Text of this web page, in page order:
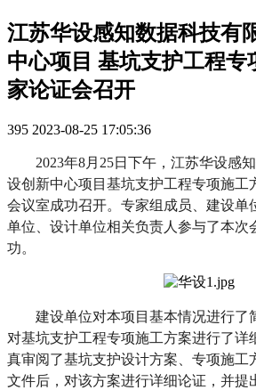
江苏华设感知数据科技有
中心项目 基坑支护工程专
家论证会召开
395 2023-08-25 17:05:36
2023年8月 25日下午，江苏华设感
设创新中心项目基坑支护工程专项施工
会议室成功召开。专家组成员、建设单
单位、设计单位相关负责人参与了本次
功。
建设单位对本项目基本情况进行了
对基坑支护工程专项施工方案进行了详
真审阅了基坑支护设计方案、专项施工
文件后，对该方案进行详细论证，并提